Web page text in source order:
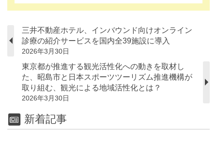
三井不動産ホテル、インバウンド向けオンライン
診療の紹介サービスを国内全39施設に導入
2026年3月30日
東京都が推進する観光活性化への動きを取材し
た、昭島市と日本スポーツツーリズム推進機構が
取り組む、観光による地域活性化とは？
2026年3月30日
新着記事